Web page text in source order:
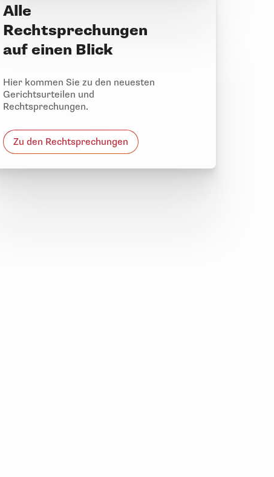
Alle
Rechtsprechungen
auf einen Blick
Hier kommen Sie zu den neuesten
Gerichtsurteilen und
Rechtsprechungen.
Zu den Rechtsprechungen